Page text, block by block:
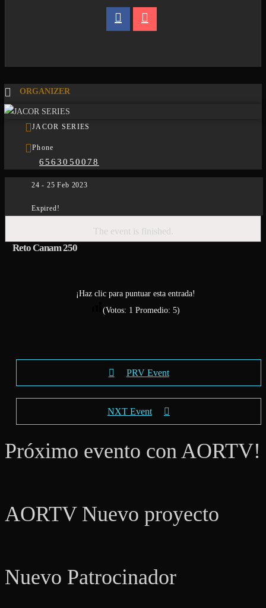
ORGANIZER
JACOR SERIES
Phone
6563050078
24 - 25 Feb 2023
Expired!
The event is finished.
Reto Canam 250
¡Haz clic para puntuar esta entrada!
(Votos: 1 Promedio: 5)
PRV Event
NXT Event
Próximo evento con AORTV!
AORTV Nuevo proyecto
Nuevo Patrocinador